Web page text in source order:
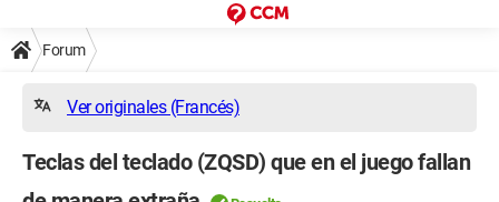
Forum
Ver originales (Francés)
Teclas del teclado (ZQSD) que en el juego fallan